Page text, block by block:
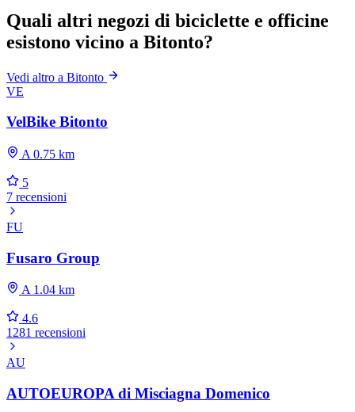
Quali altri negozi di biciclette e officine
esistono vicino a Bitonto?
Vedi altro a Bitonto
VE
VelBike Bitonto
A 0.75 km
5
7 recensioni
FU
Fusaro Group
A 1.04 km
4.6
1281 recensioni
AU
AUTOEUROPA di Misciagna Domenico